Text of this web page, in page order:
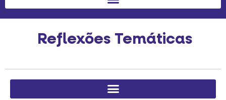
Reflexões Temáticas